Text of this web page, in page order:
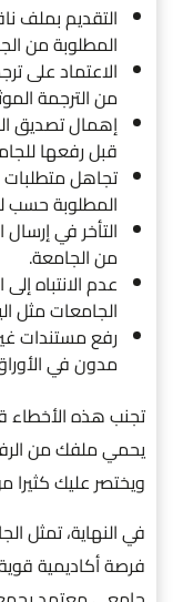
التقديم بملف
المطلوبة من
الاعتماد على
من الترجمة
إهمال تصديق
قبل رفعها
تجاهل متطلبات
المطلوبة حسب
التأخر في
من الجامعة.
عدم الانتباه
الجامعات مثل
رفع مستندات
مدون في
تجنب هذه الأخطاء
يحمي ملفك من
ويختصر عليك كثيرا
في النهاية، تمثل
فرصة أكاديمية